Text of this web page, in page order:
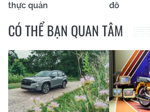
thực quản
đô
CÓ THỂ BẠN QUAN TÂM